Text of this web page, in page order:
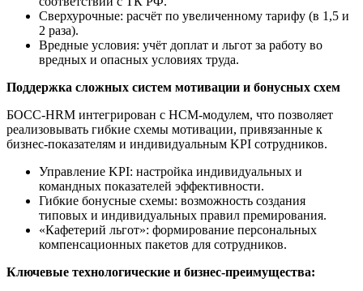
Сверхурочные: расчёт по увеличенному тарифу (в 1,5 и
2 раза).
Вредные условия: учёт доплат и льгот за работу во
вредных и опасных условиях труда.
Поддержка сложных систем мотивации и бонусных схем
БОСС-HRM интегрирован с HCM-модулем, что позволяет
реализовывать гибкие схемы мотивации, привязанные к
бизнес-показателям и индивидуальным KPI сотрудников.
Управление KPI: настройка индивидуальных и
командных показателей эффективности.
Гибкие бонусные схемы: возможность создания
типовых и индивидуальных правил премирования.
«Кафетерий льгот»: формирование персональных
компенсационных пакетов для сотрудников.
Ключевые технологические и бизнес-преимущества: